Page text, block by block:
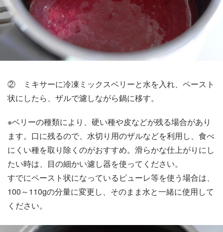
② ミキサーに冷凍ミックスベリーと水を入れ、ペースト
状にしたら、ザルで濾しながら鍋に移す。
※ベリーの種類により、硬い種や皮などが残る場合があり
ます。口に残るので、水切り用のザルなどを利用し、食べ
にくい種を取り除くのがおすすめ。滑らかな仕上がりにし
たい時は、目の細かい濾し器を使ってください。
すでにペースト状になっているピューレ等を使う場合は、
100～110gの分量に変更し、そのまま水と一緒に使用して
ください。